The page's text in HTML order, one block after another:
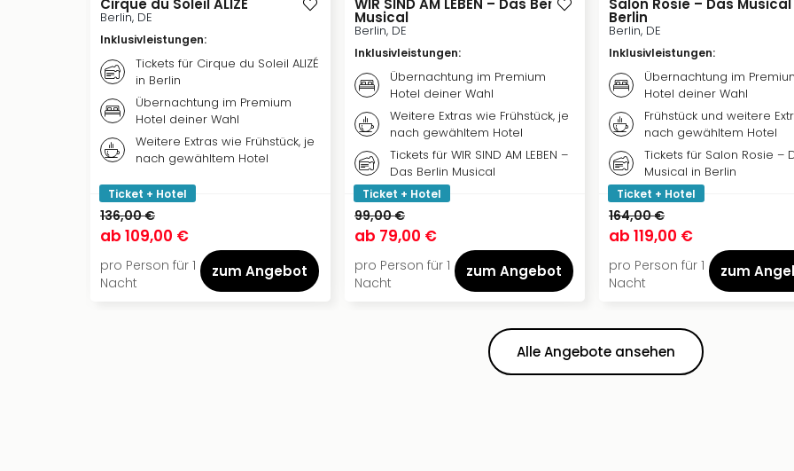
Cirque du Soleil ALIZÉ
Berlin, DE
Inklusivleistungen:
Tickets für Cirque du Soleil ALIZÉ
in Berlin
Übernachtung im Premium
Hotel deiner Wahl
Weitere Extras wie Frühstück, je
nach gewähltem Hotel
Ticket + Hotel
136,00 €
ab 109,00 €
pro Person für 1
Nacht
zum Angebot
WIR SIND AM LEBEN – Das Berlin
Musical
Berlin, DE
Inklusivleistungen:
Übernachtung im Premium
Hotel deiner Wahl
Weitere Extras wie Frühstück, je
nach gewähltem Hotel
Tickets für WIR SIND AM LEBEN –
Das Berlin Musical
Ticket + Hotel
99,00 €
ab 79,00 €
pro Person für 1
Nacht
zum Angebot
Salon Rosie – Das Musical
Berlin
Berlin, DE
Inklusivleistungen:
Übernachtung im
Hotel deiner Wahl
Frühstück und weitere
nach gewähltem Hotel
Tickets für Salon Rosie –
Musical in Berlin
Ticket + Hotel
164,00 €
ab 119,00 €
pro Person für 1
Nacht
zum
Alle Angebote ansehen